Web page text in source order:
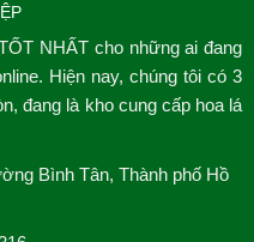
NHẤT cho những ai đang
Hiện nay, chúng tôi có 3
đang là kho cung cấp hoa lá
Bình Tân, Thành phố Hồ